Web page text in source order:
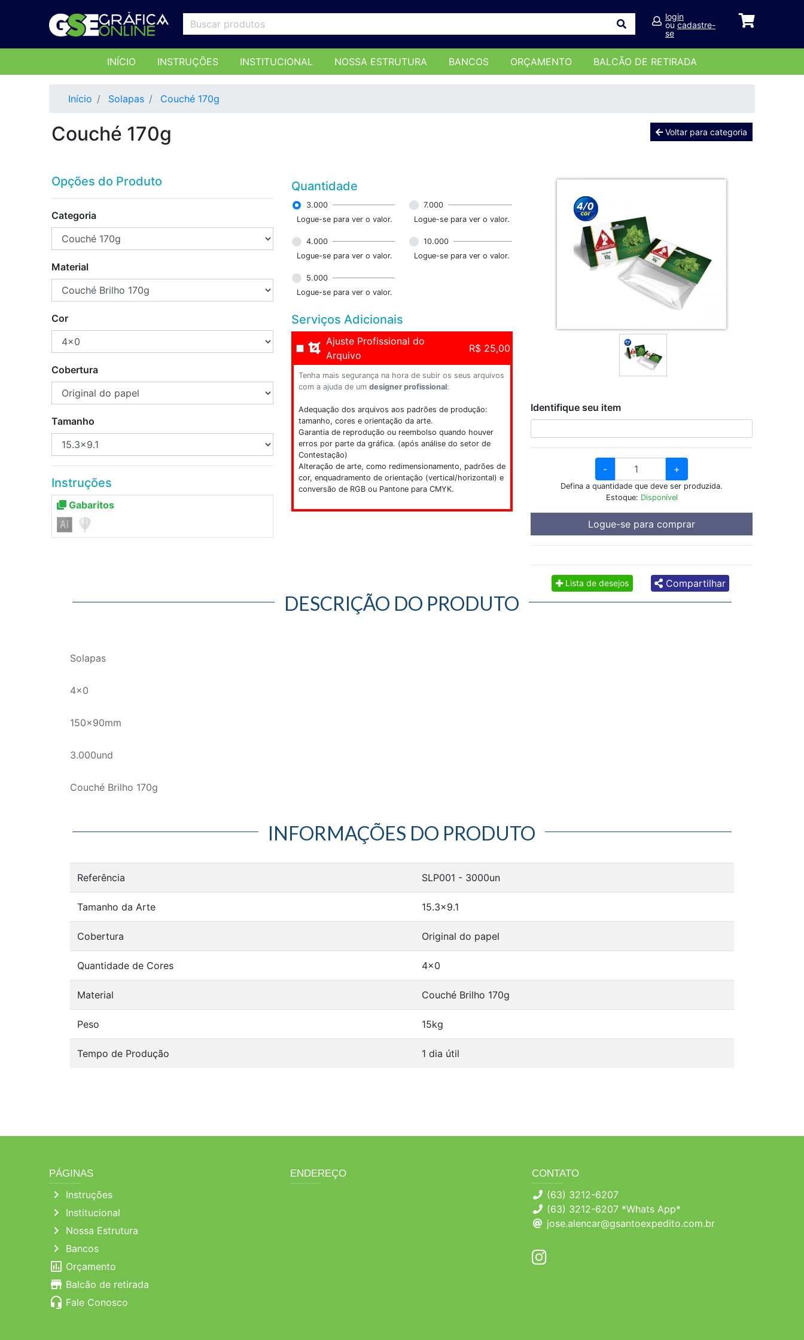
login
oucadastre-
se
INÍCIO INSTRUÇÕES INSTITUCIONAL NOSSA ESTRUTURA BANCOS ORÇAMENTO BALCÃO DE RETIRADA
Início Solapas Couché 170g
Couché 170g Voltar para categoria
Opções do Produto
Categoria
Material
Cor
Cobertura
Tamanho
Instruções
Gabaritos
Quantidade
3.000
Logue-se para ver o valor.
7.000
Logue-se para ver o valor.
4.000
Logue-se para ver o valor.
10.000
Logue-se para ver o valor.
5.000
Logue-se para ver o valor.
Serviços Adicionais
Ajuste Profissional do
Arquivo
R$ 25,00
Tenha mais segurança na hora de subir os seus arquivos
com a ajuda de um designer profissional:
Adequação dos arquivos aos padrões de produção:
tamanho, cores e orientação da arte.
Garantia de reprodução ou reembolso quando houver
erros por parte da gráfica. (após análise do setor de
Contestação)
Alteração de arte, como redimensionamento, padrões de
cor, enquadramento de orientação (vertical/horizontal) e
conversão de RGB ou Pantone para CMYK.
Identifique seu item
- +
Defina a quantidade que deve ser produzida.
Estoque: Disponível
Logue-se para comprar
Lista de desejos Compartilhar
DESCRIÇÃO DO PRODUTO
Solapas
4x0
150x90mm
3.000und
Couché Brilho 170g
INFORMAÇÕES DO PRODUTO
Referência SLP001 - 3000un
Tamanho da Arte 15.3x9.1
Cobertura Original do papel
Quantidade de Cores 4x0
Material Couché Brilho 170g
Peso 15kg
Tempo de Produção 1 dia útil
PÁGINAS
chevron_right Instruções
chevron_right Institucional
chevron_right Nossa Estrutura
chevron_right Bancos
poll Orçamento
store Balcão de retirada
headset_mic Fale Conosco
ENDEREÇO CONTATO
(63) 3212-6207
(63) 3212-6207 *Whats App*
jose.alencar@gsantoexpedito.com.br